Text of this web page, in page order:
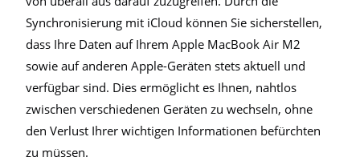
Synchronisierung mit iCloud können Sie sicherstellen,
dass Ihre Daten auf Ihrem Apple MacBook Air M2
sowie auf anderen Apple-Geräten stets aktuell und
verfügbar sind. Dies ermöglicht es Ihnen, nahtlos
zwischen verschiedenen Geräten zu wechseln, ohne
den Verlust Ihrer wichtigen Informationen befürchten
zu müssen.